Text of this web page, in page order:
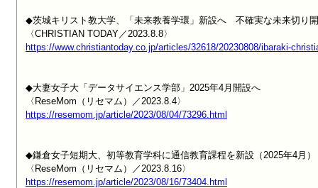
◆茨城キリスト教大学、「未来教養学環」新設へ　不確実な未来切り
https://www.christiantoday.co.jp/articles/32618/20230808/ibaraki-
◆大妻女子大「データサイエンス学部」2025年4月開設へ
https://resemom.jp/article/2023/08/04/73296.html
◆鎌倉女子短期大、初等教育学科に通信教育課程を新設（2025年4月）
https://resemom.jp/article/2023/08/16/73404.html